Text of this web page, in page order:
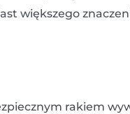
większego
rakiem